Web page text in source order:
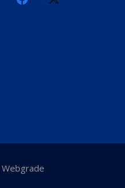
Webgrade